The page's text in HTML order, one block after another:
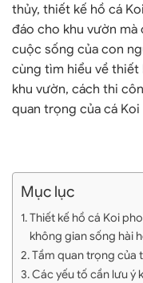
thủy, thiết kế hồ cá
đáo cho khu vườn
cuộc sống của con
cùng tìm hiểu về
khu vườn, cách thi
quan trọng của cá
Mục lục
Thiết kế hồ cá Koi
không gian sống hài
Tầm quan trọng của
Các yếu tố cần lưu ý